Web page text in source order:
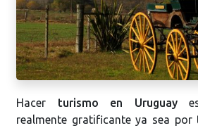
Hacer turismo en Uruguayes
realmente gratificante ya sea